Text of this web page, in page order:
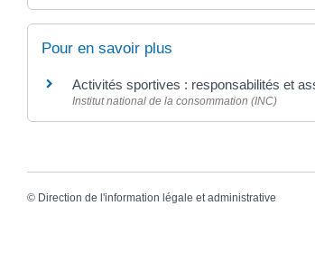
Pour en savoir plus
Activités sportives : responsabilités et
Institut national de la consommation (INC)
© Direction de l'information légale et administrative